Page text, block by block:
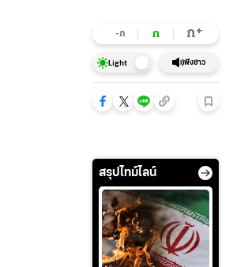
-ก ก ก+
Light ฟังข่าว
สรุปไทม์ไลน์